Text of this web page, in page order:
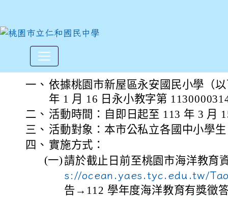
本市新屋區永安國民小學海
一、 依據桃園市新屋區永安國民小學（
年 1 月 16 日永小教字第
二、 活動時間：自即日起至 113 年 3 月
三、 活動對象：本市公私立各國中小學
四、 實施方式：
(一) 請於截止日前至桃園市海洋教育
s://ocean.yaes.tyc.edu.tw/
告→112 學年度海洋教育有獎徵